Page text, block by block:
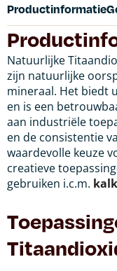
Productinformatie
Natuurlijke
zijn natuurlijke
mineraal. Het biedt
en is een
aan industriële
en de consistentie
waardevolle keuze
creatieve
gebruiken i.c.m.